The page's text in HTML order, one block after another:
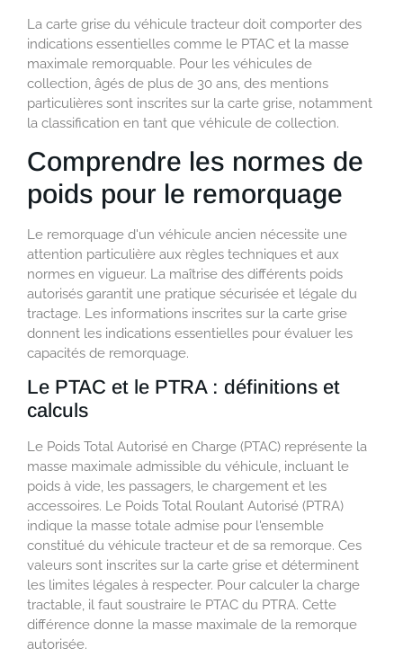
La carte grise du véhicule tracteur doit comporter des
indications essentielles comme le PTAC et la masse
maximale remorquable. Pour les véhicules de
collection, âgés de plus de 30 ans, des mentions
particulières sont inscrites sur la carte grise, notamment
la classification en tant que véhicule de collection.
Comprendre les normes de
poids pour le remorquage
Le remorquage d'un véhicule ancien nécessite une
attention particulière aux règles techniques et aux
normes en vigueur. La maîtrise des différents poids
autorisés garantit une pratique sécurisée et légale du
tractage. Les informations inscrites sur la carte grise
donnent les indications essentielles pour évaluer les
capacités de remorquage.
Le PTAC et le PTRA : définitions et
calculs
Le Poids Total Autorisé en Charge (PTAC) représente la
masse maximale admissible du véhicule, incluant le
poids à vide, les passagers, le chargement et les
accessoires. Le Poids Total Roulant Autorisé (PTRA)
indique la masse totale admise pour l'ensemble
constitué du véhicule tracteur et de sa remorque. Ces
valeurs sont inscrites sur la carte grise et déterminent
les limites légales à respecter. Pour calculer la charge
tractable, il faut soustraire le PTAC du PTRA. Cette
différence donne la masse maximale de la remorque
autorisée.